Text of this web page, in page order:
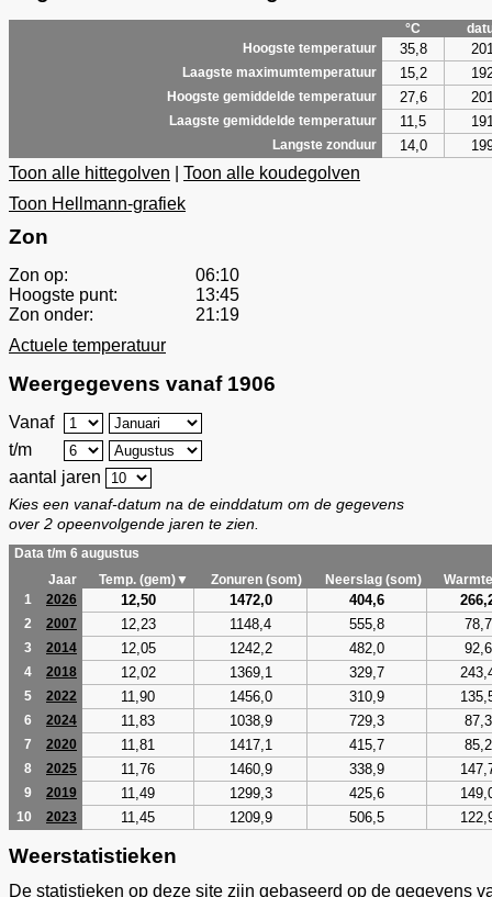
°C
Hoogste temperatuur
35,8
Laagste maximumtemperatuur 15,2
Hoogste gemiddelde temperatuur 27,6
Laagste gemiddelde temperatuur 11,5
Langste zonduur 14,0
Toon alle hittegolven
Toon alle koudegolven
Toon Hellmann-grafiek
Zon
Zon op:
06:10
Hoogste punt:
13:45
Zon onder:
21:19
Actuele temperatuur
Weergegevens vanaf 1906
Vanaf
t/m
aantal jaren
Kies een vanaf-datum na de einddatum om de gegevens
over 2 opeenvolgende jaren te zien.
Data t/m 6 augustus
Jaar
Temp. (gem)▼ Zonuren (som) Neerslag (som)
1
2026 12,50 1472,0 404,6
2 2007 12,23 1148,4 555,8 78,7
3 2014 12,05 1242,2 482,0 92,6
4 2018 12,02 1369,1 329,7
5 2022 11,90 1456,0 310,9
6 2024 11,83 1038,9 729,3 87,3
7 2020 11,81 1417,1 415,7 85,2
8 2025 11,76 1460,9 338,9
9 2019 11,49 1299,3 425,6
10 2023 11,45 1209,9 506,5
Weerstatistieken
De statistieken op deze site zijn gebaseerd op de gegevens